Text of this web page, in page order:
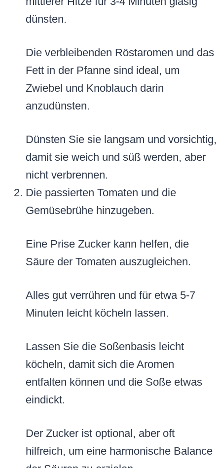
dünsten.
Die verbleibenden Röstaromen und das
Fett in der Pfanne sind ideal, um
Zwiebel und Knoblauch darin
anzudünsten.
Dünsten Sie sie langsam und vorsichtig,
damit sie weich und süß werden, aber
nicht verbrennen.
Die passierten Tomaten und die
Gemüsebrühe hinzugeben.
Eine Prise Zucker kann helfen, die
Säure der Tomaten auszugleichen.
Alles gut verrühren und für etwa 5-7
Minuten leicht köcheln lassen.
Lassen Sie die Soßenbasis leicht
köcheln, damit sich die Aromen
entfalten können und die Soße etwas
eindickt.
Der Zucker ist optional, aber oft
hilfreich, um eine harmonische Balance